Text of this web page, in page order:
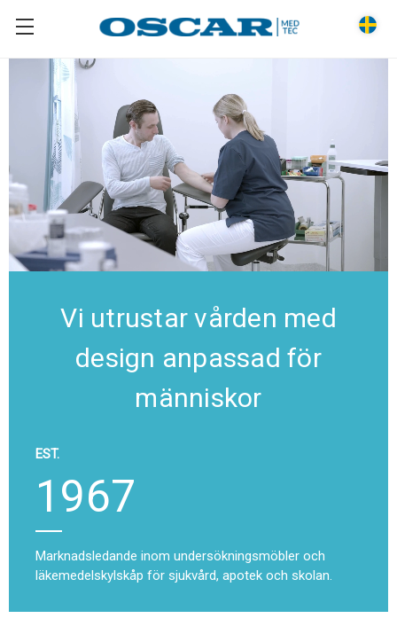
Vi utrustar vården med
design anpassad för
människor
EST.
1967
Marknadsledande inom undersökningsmöbler och
läkemedelskylskåp för sjukvård, apotek och skolan.